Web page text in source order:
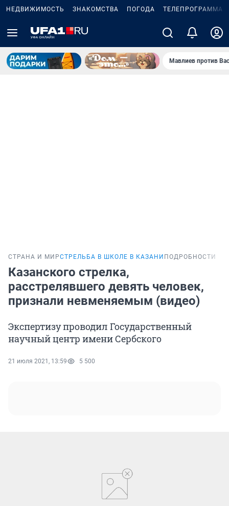
НЕДВИЖИМОСТЬ ЗНАКОМСТВА ПОГОДА ТЕЛЕПРОГРАММА
Мавлиев против
СТРАНА И МИРСТРЕЛЬБА В ШКОЛЕ В КАЗАНИ ПОДРОБНОСТИ
Казанского стрелка,
расстрелявшего девять человек,
признали невменяемым (видео)
Экспертизу проводил Государственный
научный центр имени Сербского
21 июля 2021, 13:59 5 500